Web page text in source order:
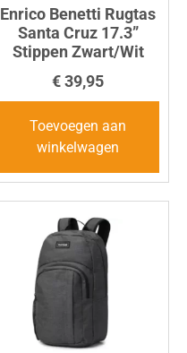
Enrico Benetti Rugtas
Santa Cruz 17.3”
Stippen Zwart/Wit
€39,95
Toevoegen aan
winkelwagen